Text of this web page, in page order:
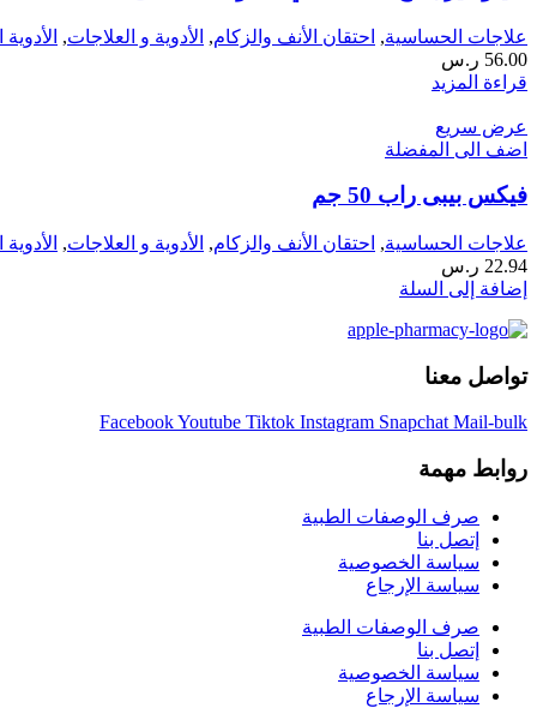
علاجات الحساسية, احتقان الأنف والزكام, الأدوية و العلاجات,
56.00 ر.س
قراءة المزيد
عرض سريع
اضف الى المفضلة
فيكس بيبى راب 50 جم
علاجات الحساسية, احتقان الأنف والزكام, الأدوية و العلاجات,
22.94 ر.س
إضافة إلى السلة
تواصل معنا
FacebookYoutube Tiktok Instagram Snapchat Mail-bulk
روابط مهمة
صرف الوصفات الطبية
إتصل بنا
سياسة الخصوصية
سياسة الإرجاع
صرف الوصفات الطبية
إتصل بنا
سياسة الخصوصية
سياسة الإرجاع